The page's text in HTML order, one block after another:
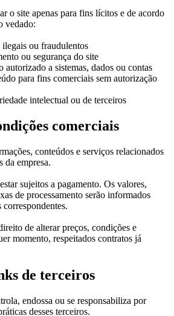
o site apenas para fins lícitos e de acordo
vedado:
ou fraudulentos
ou segurança do site
autorizado a sistemas, dados ou contas
para fins comerciais sem autorização
intelectual ou de terceiros
comerciais
conteúdos e serviços relacionados
da empresa.
sujeitos a pagamento. Os valores,
de processamento serão informados
de alterar preços, condições e
momento, respeitados contratos já
de terceiros
endossa ou se responsabiliza por
desses terceiros.